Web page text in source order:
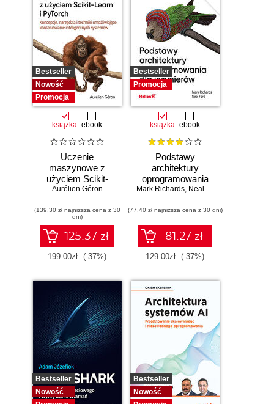
Bestseller
Nowość
Promocja
książka ebook
Uczenie
maszynowe z
użyciem Scikit-
Learn i PyTorch.
narzędzia i techniki
umożliwiające
konstruowanie
inteligentnych
systemów
Aurélien Géron
(139,30 zł najniższa cena z 30
dni)
125.37 zł
199.00zł (-37%)
Bestseller
Promocja
książka ebook
Podstawy
architektury
oprogramowania
dla inżynierów.
Mark Richards, Neal Ford
(77,40 zł najniższa cena z 30 dni)
81.27 zł
129.00zł (-37%)
Bestseller
Nowość
Bestseller
Nowość